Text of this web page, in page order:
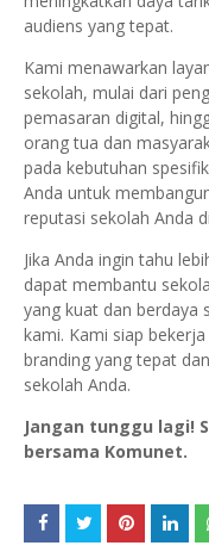
audiens yang tepat.
Kami menawarkan
sekolah, mulai dari
pemasaran digital,
orang tua dan
pada kebutuhan
Anda untuk
reputasi sekolah Anda
Jika Anda ingin tahu
dapat membantu
yang kuat dan berdaya
kami. Kami siap
branding yang tepat
sekolah Anda.
Jangan tunggu lagi!
bersama Komunet.